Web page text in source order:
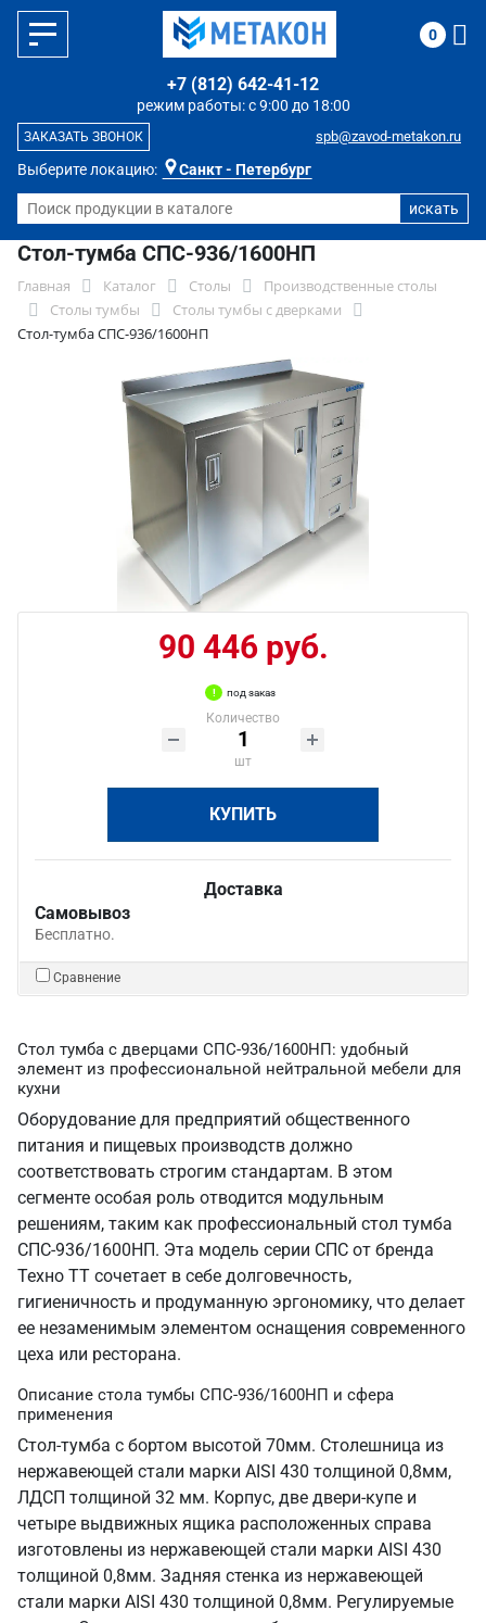
Выберите локацию: Санкт - Петербург
режим работы: с 9:00 до 18:00
+7 (812) 642-41-12
spb@zavod-metakon.ru
ЗАКАЗАТЬ ЗВОНОК
0
Стол-тумба СПС-936/1600НП
Главная Каталог Столы
Производственные столы
Столы тумбы
Столы тумбы с дверками
Стол-тумба СПС-936/1600НП
90 446 руб.
под заказ
Количество
шт
КУПИТЬ
Доставка
Самовывоз
Бесплатно.
Сравнение
Стол тумба с дверцами СПС-936/1600НП: удобный
элемент из профессиональной нейтральной мебели для
кухни
Оборудование для предприятий общественного
питания и пищевых производств должно
соответствовать строгим стандартам. В этом
сегменте особая роль отводится модульным
решениям, таким как профессиональный стол тумба
СПС-936/1600НП. Эта модель серии СПС от бренда
Техно ТТ сочетает в себе долговечность,
гигиеничность и продуманную эргономику, что делает
ее незаменимым элементом оснащения современного
цеха или ресторана.
Описание стола тумбы СПС-936/1600НП и сфера
применения
Стол-тумба с бортом высотой 70мм. Столешница из
нержавеющей стали марки AISI 430 толщиной 0,8мм,
ЛДСП толщиной 32 мм. Корпус, две двери-купе и
четыре выдвижных ящика расположенных справа
изготовлены из нержавеющей стали марки AISI 430
толщиной 0,8мм. Задняя стенка из нержавеющей
стали марки AISI 430 толщиной 0,8мм. Регулируемые